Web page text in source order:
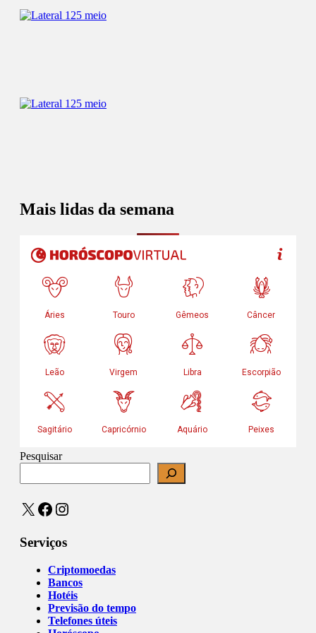
Mais lidas da semana
Pesquisar
X Facebook
Instagram
Serviços
Criptomoedas
Bancos
Hotéis
Previsão do tempo
Telefones úteis